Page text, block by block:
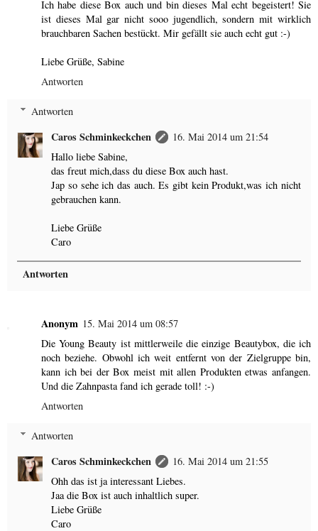
Ich habe diese Box auch und bin dieses Mal echt begeistert! Sie
ist dieses Mal gar nicht sooo jugendlich, sondern mit wirklich
brauchbaren Sachen bestückt. Mir gefällt sie auch echt gut :-)
Liebe Grüße, Sabine
Antworten
Antworten
Caros Schminkeckchen
16. Mai 2014 um 21:54
Hallo liebe Sabine,
das freut mich,dass du diese Box auch hast.
Jap so sehe ich das auch. Es gibt kein Produkt,was ich nicht
gebrauchen kann.
Liebe Grüße
Caro
Antworten
Anonym 15. Mai 2014 um 08:57
Die Young Beauty ist mittlerweile die einzige Beautybox, die ich
noch beziehe. Obwohl ich weit entfernt von der Zielgruppe bin,
kann ich bei der Box meist mit allen Produkten etwas anfangen.
Und die Zahnpasta fand ich gerade toll! :-)
Antworten
Antworten
Caros Schminkeckchen
16. Mai 2014 um 21:55
Ohh das ist ja interessant Liebes.
Jaa die Box ist auch inhaltlich super.
Liebe Grüße
Caro